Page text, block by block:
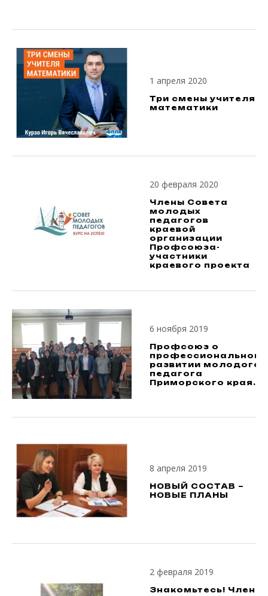
1 апреля 2020
Три смены учителя
математики
20 февраля 2020
Члены Совета
молодых
педагогов
краевой
организации
Профсоюза-
участники
краевого проекта
6 ноября 2019
Профсоюз о
профессиональном
развитии молодого
педагога
Приморского края.
8 апреля 2019
НОВЫЙ СОСТАВ –
НОВЫЕ ПЛАНЫ
2 февраля 2019
Знакомьтесь! Член